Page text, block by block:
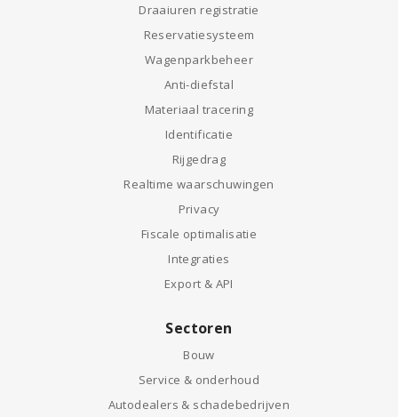
Draaiuren registratie
Reservatiesysteem
Wagenparkbeheer
Anti-diefstal
Materiaal tracering
Identificatie
Rijgedrag
Realtime waarschuwingen
Privacy
Fiscale optimalisatie
Integraties
Export & API
Sectoren
Bouw
Service & onderhoud
Autodealers & schadebedrijven